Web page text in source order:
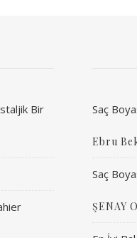
Bir Saç
Ebru
Saç
ŞENAY